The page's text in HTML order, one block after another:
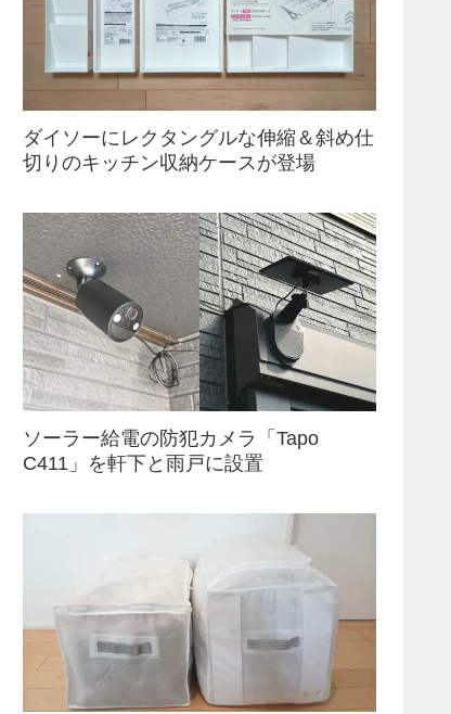
ダイソーにレクタングルな伸縮＆斜め仕
切りのキッチン収納ケースが登場
ソーラー給電の防犯カメラ「Tapo
C411」を軒下と雨戸に設置